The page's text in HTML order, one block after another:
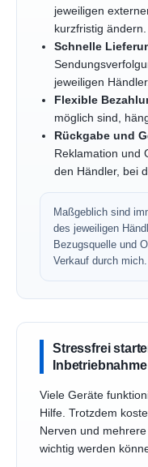
jeweiligen
kurzfristig ändern.
Schnelle
jeweiligen Händler.
Flexible
möglich sind,
Rückgabe und
Reklamation und
den Händler, bei
Maßgeblich sind
des jeweiligen
Bezugsquelle und
Verkauf durch mich.
Stressfrei
Inbetriebnahme
Viele Geräte
Hilfe. Trotzdem
Nerven und
wichtig werden